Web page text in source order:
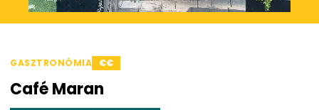
GASZTRONÓMIA €€
Café Maran